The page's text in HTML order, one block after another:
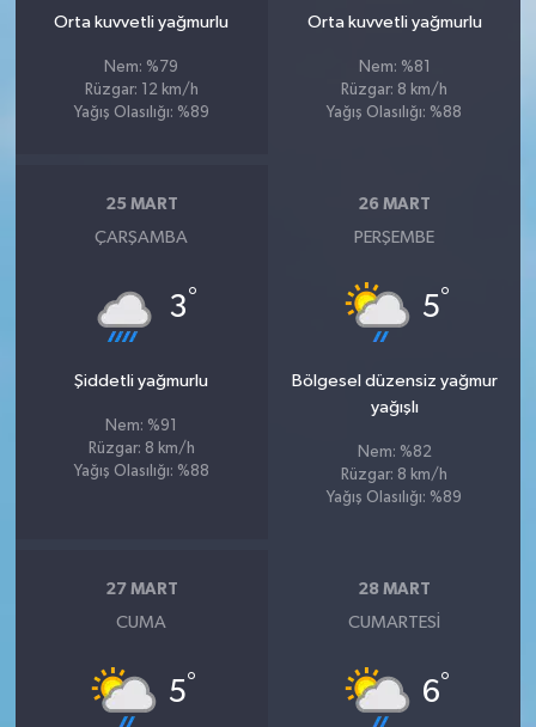
Orta kuvvetli yağmurlu
Nem: %79
Rüzgar: 12 km/h
Yağış Olasılığı: %89
Orta kuvvetli yağmurlu
Nem: %81
Rüzgar: 8 km/h
Yağış Olasılığı: %88
25 MART
ÇARŞAMBA
3°
Şiddetli yağmurlu
Nem: %91
Rüzgar: 8 km/h
Yağış Olasılığı: %88
26 MART
PERŞEMBE
5°
Bölgesel düzensiz yağmur
yağışlı
Nem: %82
Rüzgar: 8 km/h
Yağış Olasılığı: %89
27 MART
CUMA
5°
28 MART
CUMARTESI
6°